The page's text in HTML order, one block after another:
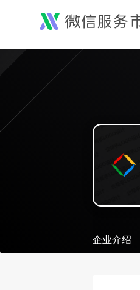
企业介绍